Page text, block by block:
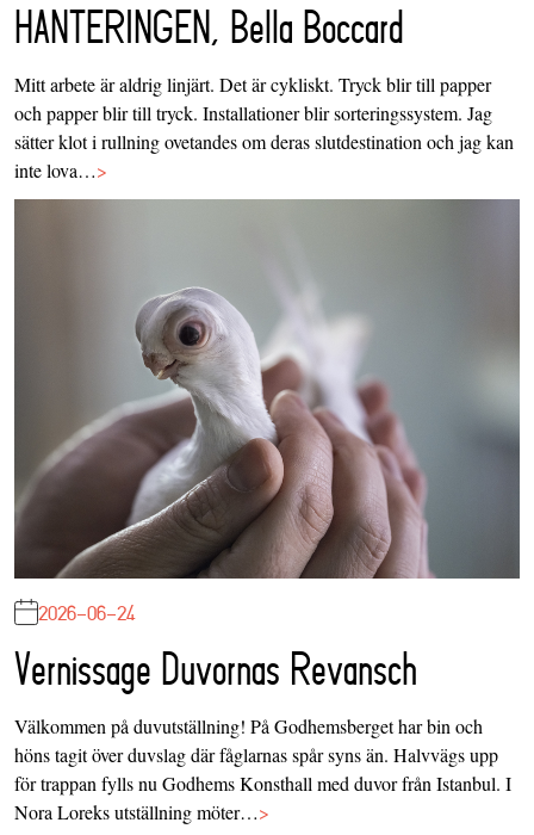
HANTERINGEN, Bella Boccard
Mitt arbete är aldrig linjärt. Det är cykliskt. Tryck blir till papper
och papper blir till tryck. Installationer blir sorteringssystem. Jag
sätter klot i rullning ovetandes om deras slutdestination och jag kan
inte lova…>
2026-06-24
Vernissage Duvornas Revansch
Välkommen på duvutställning! På Godhemsberget har bin och
höns tagit över duvslag där fåglarnas spår syns än. Halvvägs upp
för trappan fylls nu Godhems Konsthall med duvor från Istanbul. I
Nora Loreks utställning möter…>